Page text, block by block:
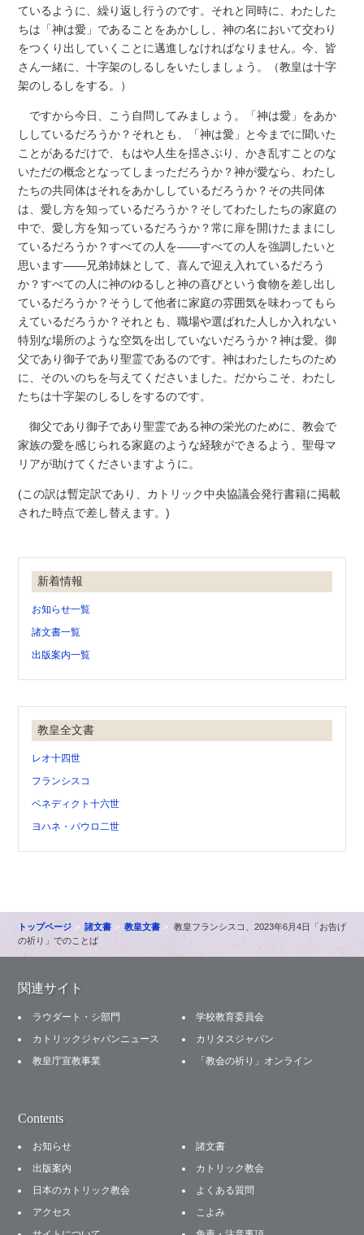
ているように、繰り返し行うのです。それと同時に、わたした
ちは「神は愛」であることをあかしし、神の名において交わり
をつくり出していくことに邁進しなければなりません。今、皆
さん一緒に、十字架のしるしをいたしましょう。（教皇は十字
架のしるしをする。）
ですから今日、こう自問してみましょう。「神は愛」をあか
ししているだろうか？それとも、「神は愛」と今までに聞いた
ことがあるだけで、もはや人生を揺さぶり、かき乱すことのな
いただの概念となってしまっただろうか？神が愛なら、わたし
たちの共同体はそれをあかししているだろうか？その共同体
は、愛し方を知っているだろうか？そしてわたしたちの家庭の
中で、愛し方を知っているだろうか？常に扉を開けたままにし
ているだろうか？すべての人を――すべての人を強調したいと
思います――兄弟姉妹として、喜んで迎え入れているだろう
か？すべての人に神のゆるしと神の喜びという食物を差し出し
ているだろうか？そうして他者に家庭の雰囲気を味わってもら
えているだろうか？それとも、職場や選ばれた人しか入れない
特別な場所のような空気を出していないだろうか？神は愛。御
父であり御子であり聖霊であるのです。神はわたしたちのため
に、そのいのちを与えてくださいました。だからこそ、わたし
たちは十字架のしるしをするのです。
御父であり御子であり聖霊である神の栄光のために、教会で
家族の愛を感じられる家庭のような経験ができるよう、聖母マ
リアが助けてくださいますように。
(この訳は暫定訳であり、カトリック中央協議会発行書籍に掲載
された時点で差し替えます。)
新着情報
お知らせ一覧
諸文書一覧
出版案内一覧
教皇全文書
レオ十四世
フランシスコ
ベネディクト十六世
ヨハネ・パウロ二世
トップページ 諸文書 教皇文書
教皇フランシスコ、2023年6月4日「お告げ
の祈り」でのことば
関連サイト
ラウダート・シ部門
学校教育委員会
カトリックジャパンニュース
カリタスジャパン
教皇庁宣教事業
「教会の祈り」オンライン
Contents
お知らせ
諸文書
出版案内
カトリック教会
日本のカトリック教会
よくある質問
アクセス
こよみ